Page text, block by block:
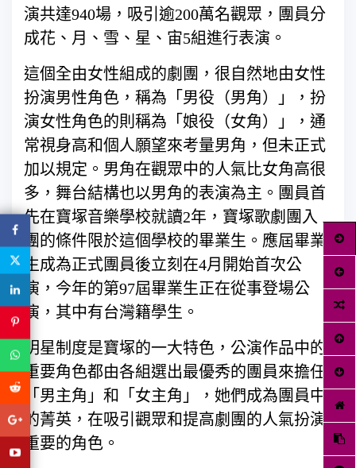
演共達940場，吸引逾200萬名觀眾，團員分
成花、月、雪、星、宙5組進行表演。
這個全由女性組成的劇團，很自然地由女性
扮演男性角色，稱為「男役（男角）」，扮
演女性角色的則稱為「娘役（女角）」，通
常視身高和個人願望來考量男角，但未正式
加以規定。男角在觀眾中的人氣比女角高很
多，舞台結構也以男角的表演為主。團員首
先在寶塚音樂學校就讀2年，寶塚歌劇團入
團的條件限於這個學校的畢業生。應屆畢業
生成為正式團員後立刻在4月開始首次公
演，今年的第97屆畢業生正在從事登場公
演，其中有台灣籍學生。
明星制度是寶塚的一大特色，公演作品中的
重要角色都由各組選出最優秀的團員來擔任
「男主角」和「女主角」，她們成為團員中
的菁英，在吸引觀眾和提高劇團的人氣扮演
重要的角色。